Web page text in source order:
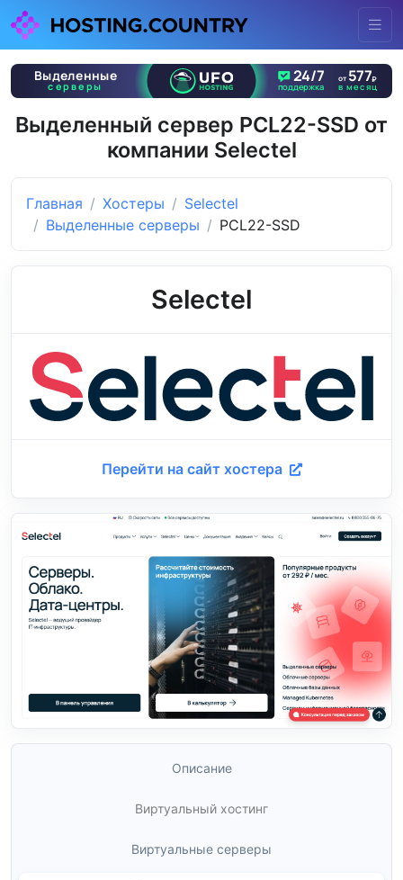
Выделенный сервер PCL22-SSD от
компании Selectel
Главная Хостеры
Selectel
Выделенные серверы
PCL22-SSD
Selectel
Перейти на сайт хостера
Описание
Виртуальный хостинг
Виртуальные серверы